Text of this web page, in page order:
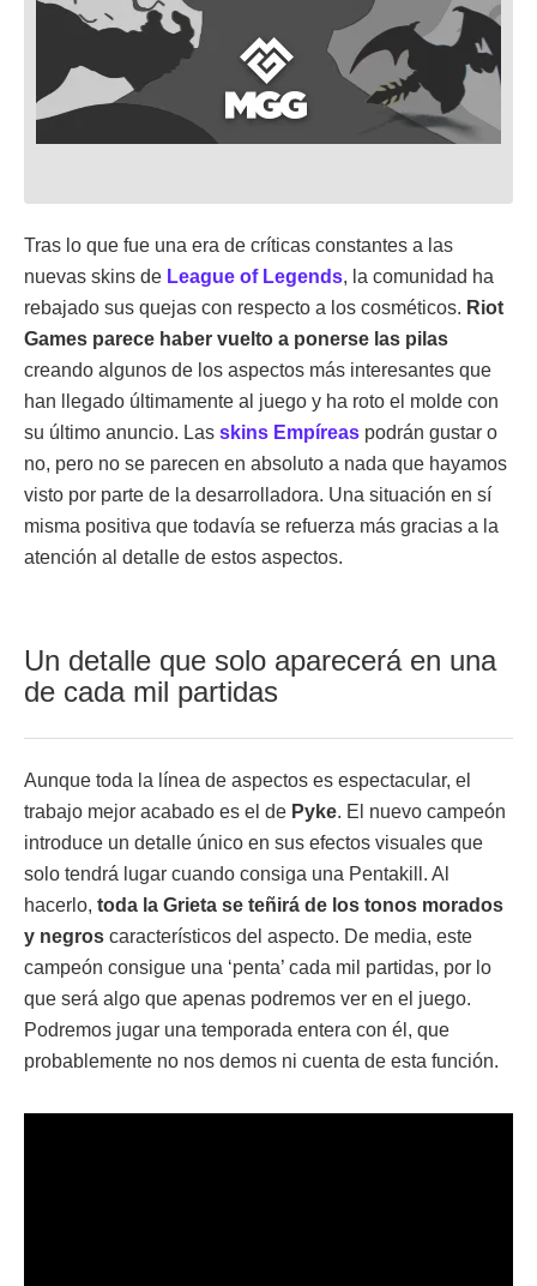
Tras lo que fue una era de críticas constantes a las
nuevas skins de League of Legends, la comunidad ha
rebajado sus quejas con respecto a los cosméticos. Riot
Games parece haber vuelto a ponerse las pilas
creando algunos de los aspectos más interesantes que
han llegado últimamente al juego y ha roto el molde con
su último anuncio. Las skins Empíreas podrán gustar o
no, pero no se parecen en absoluto a nada que hayamos
visto por parte de la desarrolladora. Una situación en sí
misma positiva que todavía se refuerza más gracias a la
atención al detalle de estos aspectos.
Un detalle que solo aparecerá en una
de cada mil partidas
Aunque toda la línea de aspectos es espectacular, el
trabajo mejor acabado es el de Pyke. El nuevo campeón
introduce un detalle único en sus efectos visuales que
solo tendrá lugar cuando consiga una Pentakill. Al
hacerlo, toda la Grieta se teñirá de los tonos morados
y negros característicos del aspecto. De media, este
campeón consigue una ‘penta’ cada mil partidas, por lo
que será algo que apenas podremos ver en el juego.
Podremos jugar una temporada entera con él, que
probablemente no nos demos ni cuenta de esta función.